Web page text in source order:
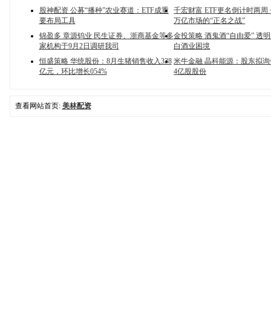
股神配资 公募“播种”农业赛道：ETF成重
要布局工具
千宏财富 ETF更名倒计时两周
万亿市场的“正名之战”
锦盈多 章源钨业 民生证券、浙商基金等多
家机构于9月2日调研我司
金投策略 酒鬼酒“自由爱” 透
白酒业困境
恒盛策略 华统股份：8月生猪销售收入338
亿元，环比增长054%
米牛金融 晶科能源：股东拟
4亿股股份
查看网站首页: 美林配资